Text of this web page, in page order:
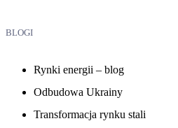
BLOGI
Rynki energii – blog
Odbudowa Ukrainy
Transformacja rynku stali